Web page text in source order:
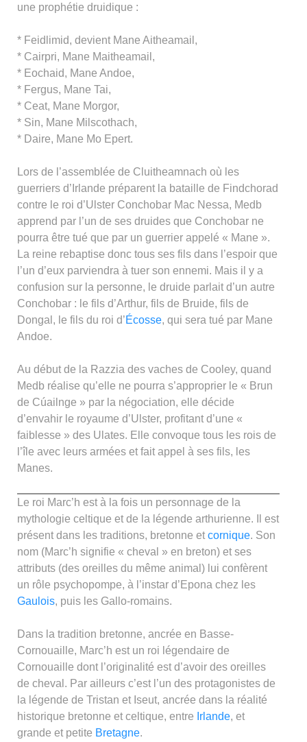
une prophétie druidique :
* Feidlimid, devient Mane Aitheamail,
* Cairpri, Mane Maitheamail,
* Eochaid, Mane Andoe,
* Fergus, Mane Tai,
* Ceat, Mane Morgor,
* Sin, Mane Milscothach,
* Daire, Mane Mo Epert.
Lors de l’assemblée de Cluitheamnach où les
guerriers d’Irlande préparent la bataille de Findchorad
contre le roi d’Ulster Conchobar Mac Nessa, Medb
apprend par l’un de ses druides que Conchobar ne
pourra être tué que par un guerrier appelé « Mane ».
La reine rebaptise donc tous ses fils dans l’espoir que
l’un d’eux parviendra à tuer son ennemi. Mais il y a
confusion sur la personne, le druide parlait d’un autre
Conchobar : le fils d’Arthur, fils de Bruide, fils de
Dongal, le fils du roi d’Écosse, qui sera tué par Mane
Andoe.
Au début de la Razzia des vaches de Cooley, quand
Medb réalise qu’elle ne pourra s’approprier le « Brun
de Cúailnge » par la négociation, elle décide
d’envahir le royaume d’Ulster, profitant d’une «
faiblesse » des Ulates. Elle convoque tous les rois de
l’île avec leurs armées et fait appel à ses fils, les
Manes.
Le roi Marc’h est à la fois un personnage de la
mythologie celtique et de la légende arthurienne. Il est
présent dans les traditions, bretonne et cornique. Son
nom (Marc’h signifie « cheval » en breton) et ses
attributs (des oreilles du même animal) lui confèrent
un rôle psychopompe, à l’instar d’Epona chez les
Gaulois, puis les Gallo-romains.
Dans la tradition bretonne, ancrée en Basse-
Cornouaille, Marc’h est un roi légendaire de
Cornouaille dont l’originalité est d’avoir des oreilles
de cheval. Par ailleurs c’est l’un des protagonistes de
la légende de Tristan et Iseut, ancrée dans la réalité
historique bretonne et celtique, entre Irlande, et
grande et petite Bretagne.